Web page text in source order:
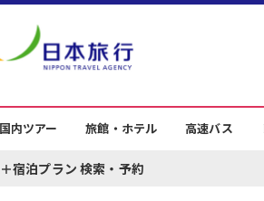
国内ツアー 旅館・ホテル 高速バス
宿泊プラン 検索・予約